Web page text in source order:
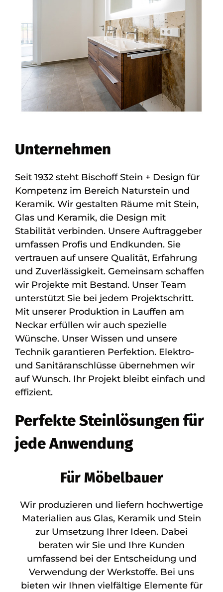
Unternehmen
Seit 1932 steht Bischoff Stein + Design für
Kompetenz im Bereich Naturstein und
Keramik. Wir gestalten Räume mit Stein,
Glas und Keramik, die Design mit
Stabilität verbinden. Unsere Auftraggeber
umfassen Profis und Endkunden. Sie
vertrauen auf unsere Qualität, Erfahrung
und Zuverlässigkeit. Gemeinsam schaffen
wir Projekte mit Bestand. Unser Team
unterstützt Sie bei jedem Projektschritt.
Mit unserer Produktion in Lauffen am
Neckar erfüllen wir auch spezielle
Wünsche. Unser Wissen und unsere
Technik garantieren Perfektion. Elektro-
und Sanitäranschlüsse übernehmen wir
auf Wunsch. Ihr Projekt bleibt einfach und
effizient.
Perfekte Steinlösungen für
jede Anwendung
Für Möbelbauer
Wir produzieren und liefern hochwertige
Materialien aus Glas, Keramik und Stein
zur Umsetzung Ihrer Ideen. Dabei
beraten wir Sie und Ihre Kunden
umfassend bei der Entscheidung und
Verwendung der Werkstoffe. Bei uns
bieten wir Ihnen vielfältige Elemente für